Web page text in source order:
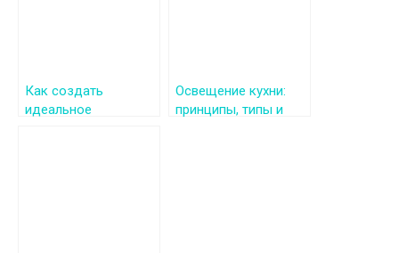
Как создать
идеальное
Освещение кухни:
принципы, типы и